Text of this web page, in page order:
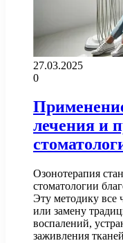
27.03.2025
0
лечения и
Озонотерапия
стоматологии
Эту методику все
или замену
воспалений,
заживления